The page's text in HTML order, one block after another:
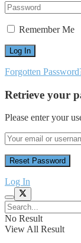
Remember Me
Forgotten
Retrieve your
Please enter your
Log In
No Result
View All Result